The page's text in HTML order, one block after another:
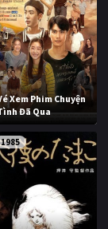
Xem Phim Chuyện
Đã Qua
1985